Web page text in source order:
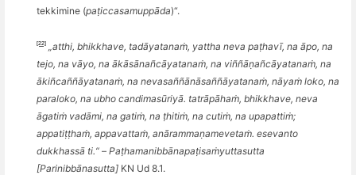
tekkimine (paṭiccasamuppāda)“.
[22]
„atthi, bhikkhave, tadāyatanaṁ, yattha neva paṭhavī, na āpo, na
tejo, na vāyo, na ākāsānañcāyatanaṁ, na viññāṇañcāyatanaṁ, na
ākiñcaññāyatanaṁ, na nevasaññānāsaññāyatanaṁ, nāyaṁ loko, na
paraloko, na ubho candimasūriyā. tatrāpāhaṁ, bhikkhave, neva
āgatiṁ vadāmi, na gatiṁ, na ṭhitiṁ, na cutiṁ, na upapattiṁ;
appatiṭṭhaṁ, appavattaṁ, anārammaṇamevetaṁ. esevanto
dukkhassā ti.“ – Paṭhamanibbānapaṭisaṁyuttasutta
[Parinibbānasutta] KN Ud 8.1.